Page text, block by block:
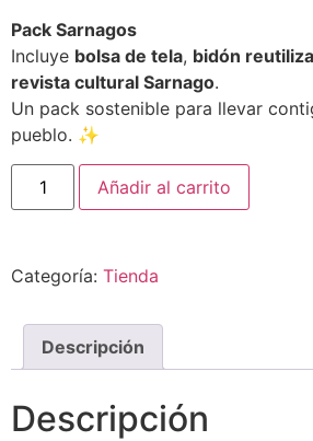
Pack Sarnagos
Incluye bolsa de tela, bidón
revista cultural Sarnago.
Un pack sostenible para llevar
pueblo. ✨
Añadir al carrito
Categoría: Tienda
Descripción
Descripción